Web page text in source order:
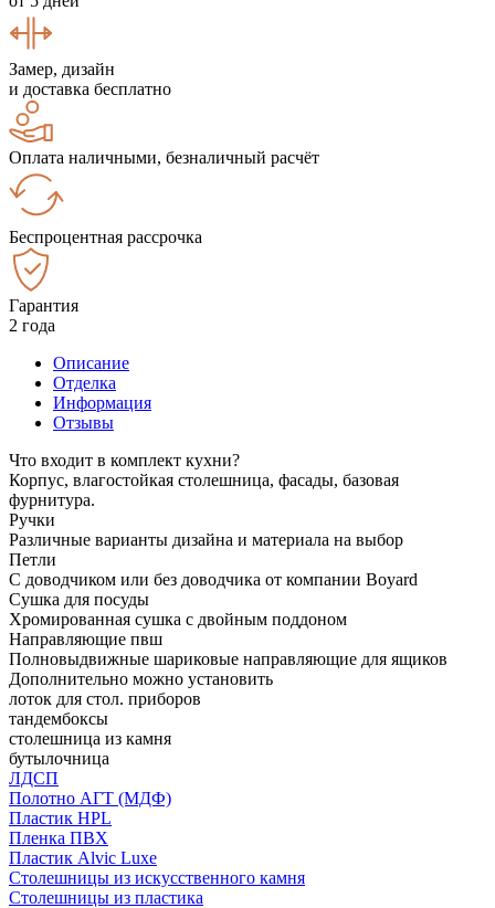
Замер, дизайн
и доставка бесплатно
Оплата наличными, безналичный расчёт
Беспроцентная рассрочка
Гарантия
2 года
Описание
Отделка
Информация
Отзывы
Что входит в комплект кухни?
Корпус, влагостойкая столешница, фасады, базовая
фурнитура.
Ручки
Различные варианты дизайна и материала на выбор
Петли
С доводчиком или без доводчика от компании Boyard
Сушка для посуды
Хромированная сушка с двойным поддоном
Направляющие пвш
Полновыдвижные шариковые направляющие для ящиков
Дополнительно можно установить
лоток для стол. приборов
тандембоксы
столешница из камня
бутылочница
ЛДСП
Полотно АГТ (МДФ)
Пластик HPL
Пленка ПВХ
Пластик Alvic Luxe
Столешницы из искусственного камня
Столешницы из пластика